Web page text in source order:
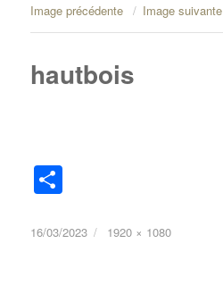
Image précédente Image suivante
hautbois
ag
16/03/2023 1920 × 1080